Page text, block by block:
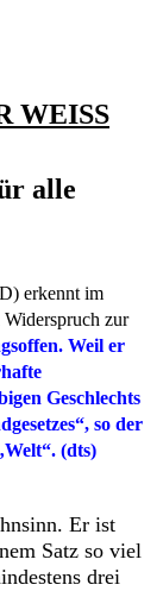
WEISS
alle
erkennt im
Widerspruch zur
Weil er
Geschlechts
so der
(dts)
Er ist
Satz so viel
drei